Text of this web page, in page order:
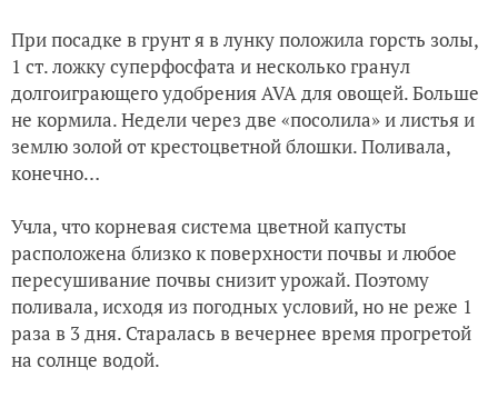
При посадке в грунт я в лунку положила горсть золы,
1 ст. ложку суперфосфата и несколько гранул
долгоиграющего удобрения AVA для овощей. Больше
не кормила. Недели через две «посолила» и листья и
землю золой от крестоцветной блошки. Поливала,
конечно…
Учла, что корневая система цветной капусты
расположена близко к поверхности почвы и любое
пересушивание почвы снизит урожай. Поэтому
поливала, исходя из погодных условий, но не реже 1
раза в 3 дня. Старалась в вечернее время прогретой
на солнце водой.